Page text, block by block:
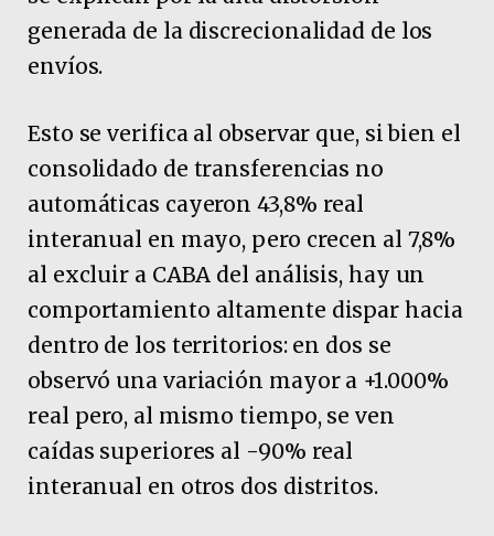
generada de la discrecionalidad de los
envíos.
Esto se verifica al observar que, si bien el
consolidado de transferencias no
automáticas cayeron 43,8% real
interanual en mayo, pero crecen al 7,8%
al excluir a CABA del análisis, hay un
comportamiento altamente dispar hacia
dentro de los territorios: en dos se
observó una variación mayor a +1.000%
real pero, al mismo tiempo, se ven
caídas superiores al -90% real
interanual en otros dos distritos.